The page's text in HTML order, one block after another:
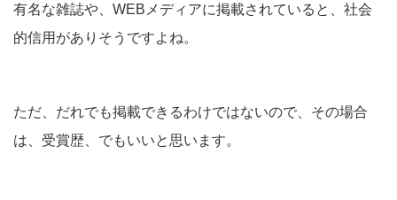
有名な雑誌や、WEBメディアに掲載されていると、社会
的信用がありそうですよね。
ただ、だれでも掲載できるわけではないので、その場合
は、受賞歴、でもいいと思います。